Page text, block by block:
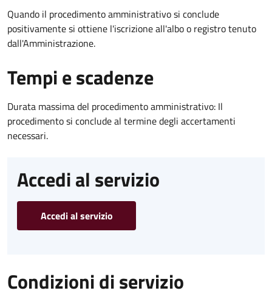
Quando il procedimento amministrativo si conclude
positivamente si ottiene l'iscrizione all'albo o registro tenuto
dall'Amministrazione.
Tempi e scadenze
Durata massima del procedimento amministrativo: Il
procedimento si conclude al termine degli accertamenti
necessari.
Accedi al servizio
Accedi al servizio
Condizioni di servizio